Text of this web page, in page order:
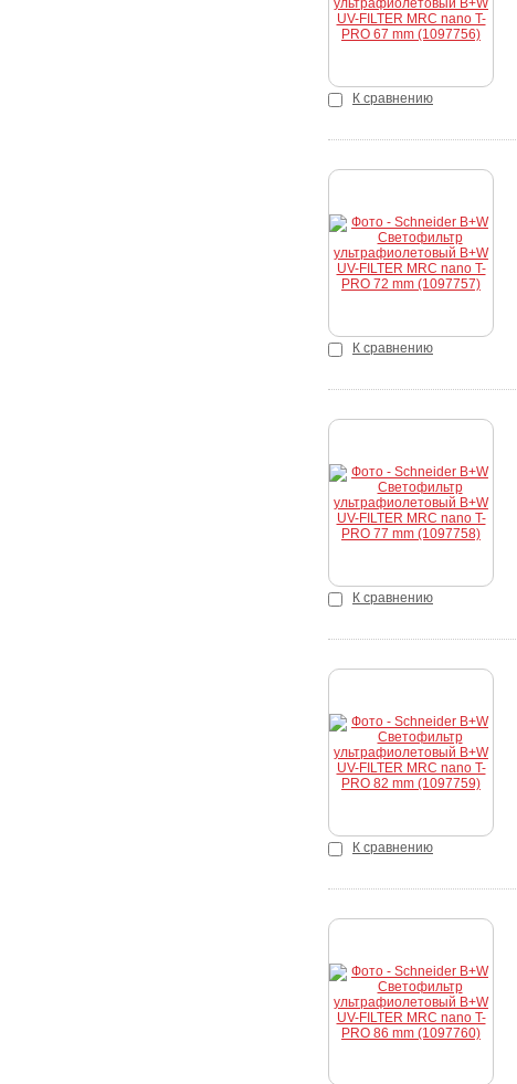
К сравнению
К сравнению
Купить
К сравнению
Купить
К сравнению
Купить
Купить